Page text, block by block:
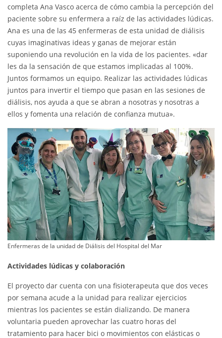
completa Ana Vasco acerca de cómo cambia la percepción del
paciente sobre su enfermera a raíz de las actividades lúdicas.
Ana es una de las 45 enfermeras de esta unidad de diálisis
cuyas imaginativas ideas y ganas de mejorar están
suponiendo una revolución en la vida de los pacientes. «dar
les da la sensación de que estamos implicadas al 100%.
Juntos formamos un equipo. Realizar las actividades lúdicas
juntos para invertir el tiempo que pasan en las sesiones de
diálisis, nos ayuda a que se abran a nosotras y nosotras a
ellos y fomenta una relación de confianza mutua».
Enfermeras de la unidad de Diálisis del Hospital del Mar
Actividades lúdicas y colaboración
El proyecto dar cuenta con una fisioterapeuta que dos veces
por semana acude a la unidad para realizar ejercicios
mientras los pacientes se están dializando. De manera
voluntaria pueden aprovechar las cuatro horas del
tratamiento para hacer bici o movimientos con elásticas o